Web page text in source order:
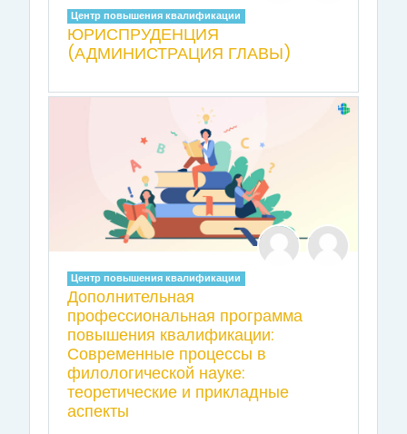
Центр повышения квалификации
ЮРИСПРУДЕНЦИЯ
(АДМИНИСТРАЦИЯ ГЛАВЫ)
Центр повышения квалификации
Дополнительная
профессиональная программа
повышения квалификации:
Современные процессы в
филологической науке:
теоретические и прикладные
аспекты